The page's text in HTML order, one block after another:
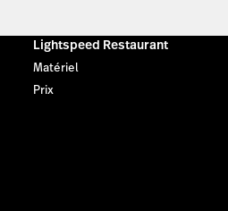
Lightspeed Restaurant
Matériel
Prix